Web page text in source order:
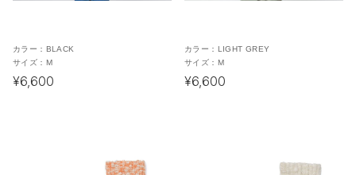
カラー： BLACK
サイズ： M
¥6,600
カラー： LIGHT GREY
サイズ： M
¥6,600